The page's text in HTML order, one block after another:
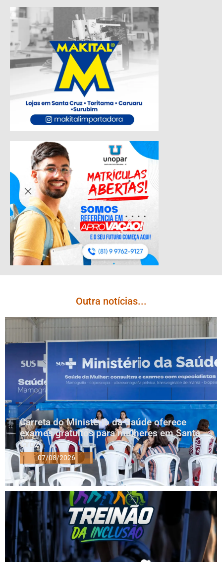
Outra notícias...
Carreta do Ministério da Saúde oferece
exames gratuitos para mulheres em Santa
Cruz
07/08/2026